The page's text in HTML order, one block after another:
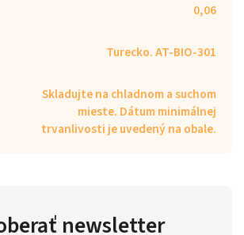
0,06
Turecko. AT-BIO-301
Skladujte na chladnom a suchom
mieste. Dátum minimálnej
trvanlivosti je uvedený na obale.
newsletter